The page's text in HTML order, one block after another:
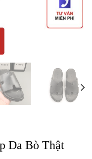
Da Bò Thật